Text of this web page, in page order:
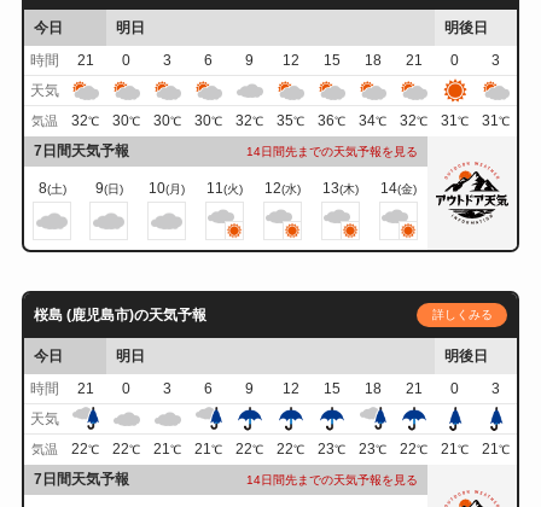
今日 明日
明後日
時間
21 0 3 6 9 12 15 18 21 0
3
天気
気温 32℃ 30℃ 30℃ 30℃ 32℃ 35℃ 36℃ 34℃ 32℃ 31℃ 31℃
7日間天気予報 14日間先までの天気予報を見る
8(土) 9(日) 10(月) 11(火) 12(水) 13(木) 14(金)
桜島 (鹿児島市)の天気予報 詳しくみる
今日 明日
明後日
時間
21 0 3 6 9 12 15 18 21 0
3
天気
気温 22℃ 22℃ 21℃ 21℃ 22℃ 22℃ 23℃ 23℃ 22℃ 21℃ 21℃
7日間天気予報 14日間先までの天気予報を見る